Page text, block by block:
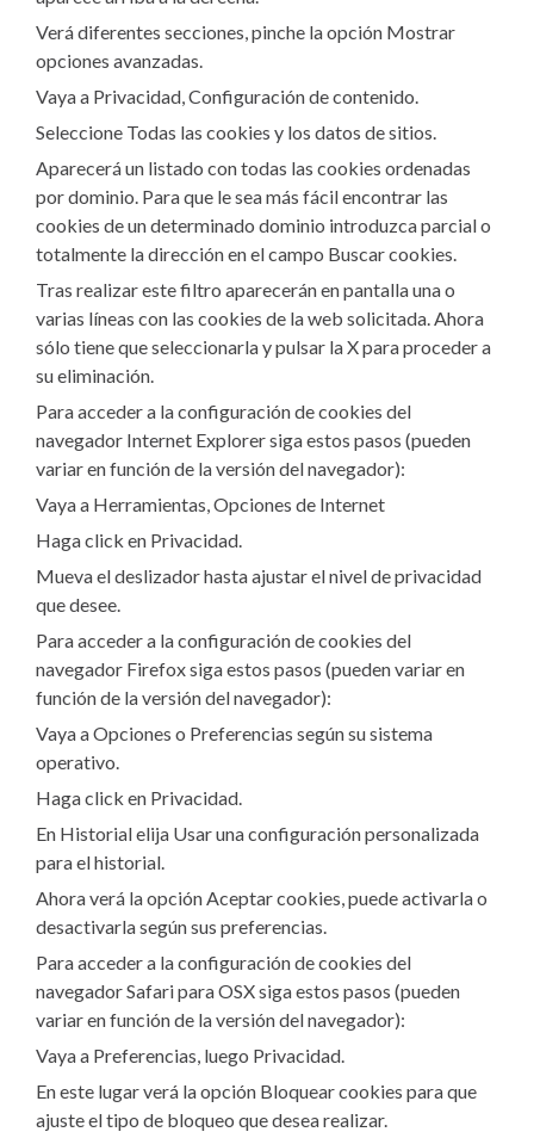
Verá diferentes secciones, pinche la opción Mostrar
opciones avanzadas.
Vaya a Privacidad, Configuración de contenido.
Seleccione Todas las cookies y los datos de sitios.
Aparecerá un listado con todas las cookies ordenadas
por dominio. Para que le sea más fácil encontrar las
cookies de un determinado dominio introduzca parcial o
totalmente la dirección en el campo Buscar cookies.
Tras realizar este filtro aparecerán en pantalla una o
varias líneas con las cookies de la web solicitada. Ahora
sólo tiene que seleccionarla y pulsar la X para proceder a
su eliminación.
Para acceder a la configuración de cookies del
navegador Internet Explorer siga estos pasos (pueden
variar en función de la versión del navegador):
Vaya a Herramientas, Opciones de Internet
Haga click en Privacidad.
Mueva el deslizador hasta ajustar el nivel de privacidad
que desee.
Para acceder a la configuración de cookies del
navegador Firefox siga estos pasos (pueden variar en
función de la versión del navegador):
Vaya a Opciones o Preferencias según su sistema
operativo.
Haga click en Privacidad.
En Historial elija Usar una configuración personalizada
para el historial.
Ahora verá la opción Aceptar cookies, puede activarla o
desactivarla según sus preferencias.
Para acceder a la configuración de cookies del
navegador Safari para OSX siga estos pasos (pueden
variar en función de la versión del navegador):
Vaya a Preferencias, luego Privacidad.
En este lugar verá la opción Bloquear cookies para que
ajuste el tipo de bloqueo que desea realizar.